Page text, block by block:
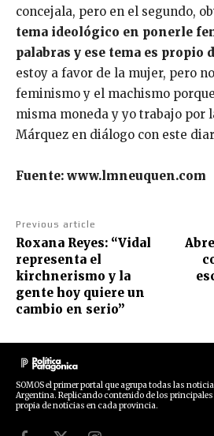
concejala, pero en el segundo,
tema ideológico en ponerle
palabras y ese tema es propio
estoy a favor de la mujer, pero
feminismo y el machismo
misma moneda y yo trabajo por
Márquez en diálogo con este
Fuente: www.lmneuquen.com
Previous article
Roxana Reyes: “Vidal
representa el
kirchnerismo y la
gente hoy quiere un
cambio en serio”
SOMOS el primer portal que agrupa todas las
Argentina. Replicando contenido de los
propia de noticias en cada provincia.